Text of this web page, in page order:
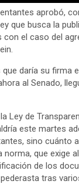
aprobó,
que busca la
el caso del
daría su firma
al Senado,
Ley de
este martes
sino cuánto
norma, que exige
de los
tras